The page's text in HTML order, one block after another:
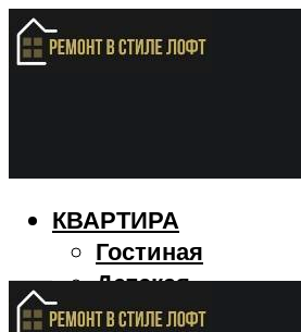
КВАРТИРА
Гостиная
Детская
Кухня